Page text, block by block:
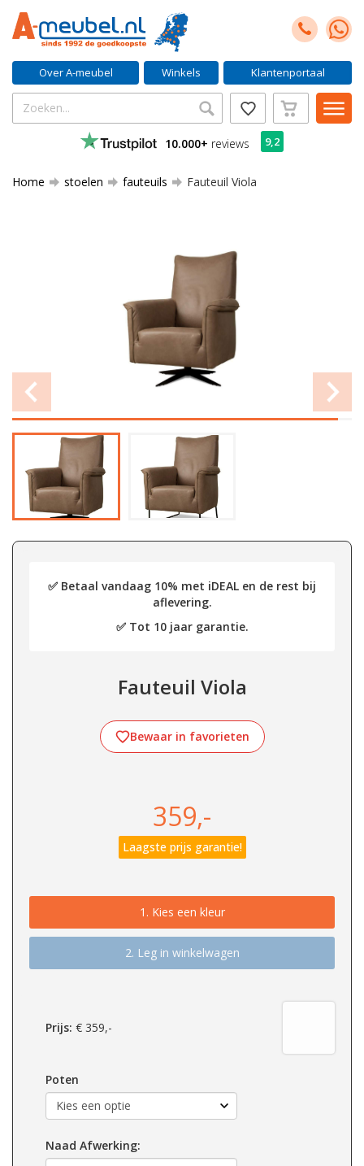
Over A-meubel Winkels Klantenportaal
10.000+ reviews 9,2
Home stoelen fauteuils Fauteuil Viola
✅ Betaal vandaag 10% met iDEAL en de rest bij
aflevering.
✅ Tot 10 jaar garantie.
Fauteuil Viola
Bewaar in favorieten
359,-
Laagste prijs garantie!
1. Kies een kleur
2. Leg in winkelwagen
Prijs: € 359,-
Poten
Naad Afwerking: